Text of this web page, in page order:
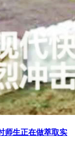
师生正在做萃取实